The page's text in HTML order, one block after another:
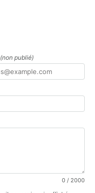
(non publié)
0 / 2000